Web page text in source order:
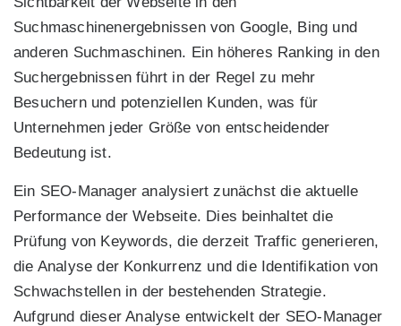
Suchmaschinenergebnissen von Google, Bing und
anderen Suchmaschinen. Ein höheres Ranking in den
Suchergebnissen führt in der Regel zu mehr
Besuchern und potenziellen Kunden, was für
Unternehmen jeder Größe von entscheidender
Bedeutung ist.
Ein SEO-Manager analysiert zunächst die aktuelle
Performance der Webseite. Dies beinhaltet die
Prüfung von Keywords, die derzeit Traffic generieren,
die Analyse der Konkurrenz und die Identifikation von
Schwachstellen in der bestehenden Strategie.
Aufgrund dieser Analyse entwickelt der SEO-Manager